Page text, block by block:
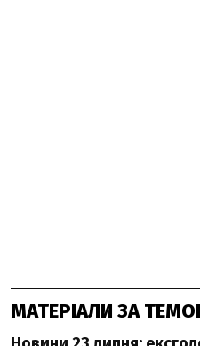
МАТЕРІАЛИ ЗА